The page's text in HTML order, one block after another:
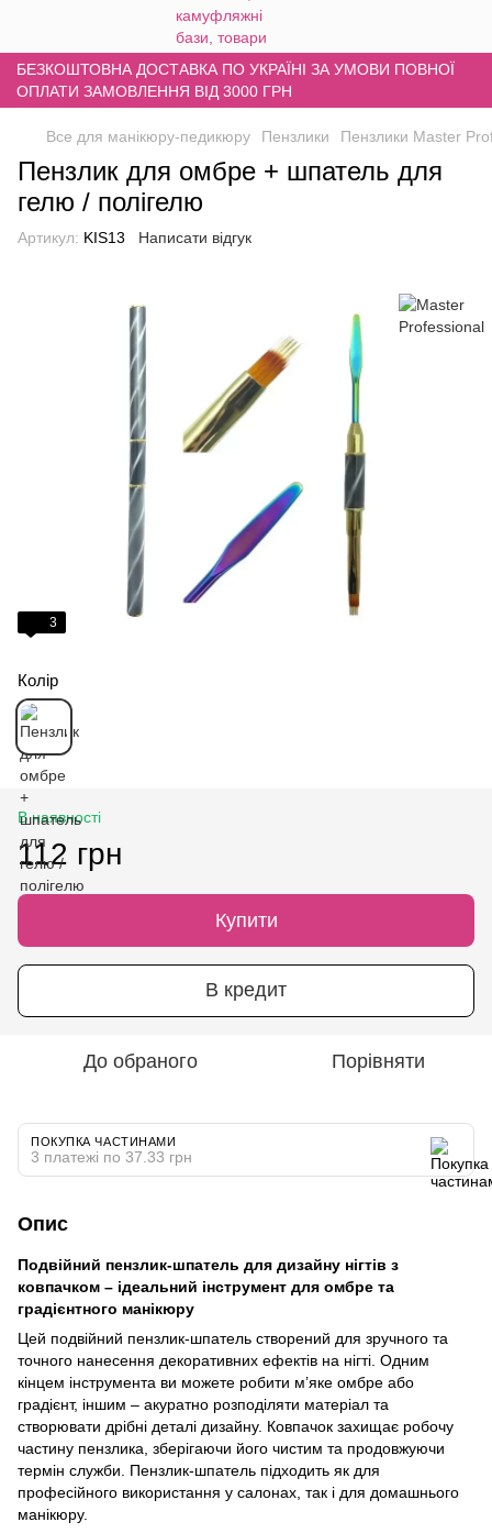
БЕЗКОШТОВНА ДОСТАВКА ПО УКРАЇНІ ЗА УМОВИ ПОВНОЇ
ОПЛАТИ ЗАМОВЛЕННЯ ВІД 3000 ГРН
Все для манікюру-педикюру Пензлики Пензлики Master
Пензлик для омбре + шпатель для
гелю / полігелю
Артикул: KIS13 Написати відгук
3
Колір
В наявності
112 грн
Купити
В кредит
До обраного Порівняти
ПОКУПКА ЧАСТИНАМИ
3 платежі по 37.33 грн
Опис
Подвійний пензлик-шпатель для дизайну нігтів з
ковпачком – ідеальний інструмент для омбре та
градієнтного манікюру
Цей подвійний пензлик-шпатель створений для зручного та
точного нанесення декоративних ефектів на нігті. Одним
кінцем інструмента ви можете робити м’яке омбре або
градієнт, іншим – акуратно розподіляти матеріал та
створювати дрібні деталі дизайну. Ковпачок захищає робочу
частину пензлика, зберігаючи його чистим та продовжуючи
термін служби. Пензлик-шпатель підходить як для
професійного використання у салонах, так і для домашнього
манікюру.